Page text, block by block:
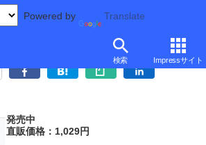
Powered by Translate
検索 Impressサイト
イ、スピーカー/マイク内蔵マウス
発売中
直販価格：1,029円